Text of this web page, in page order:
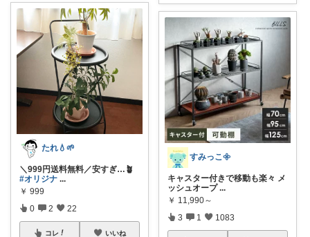
たれ💧🌱
＼999円送料無料／安すぎ…🪴
#オリジナ ...
￥ 999
0 2 22
コレ いいね
すみっこ𖧷
キャスター付きで移動も楽々 メ
ッシュオープ ...
￥ 11,990～
3 1 1083